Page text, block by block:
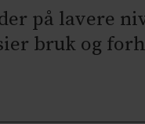
på lavere
bruk og